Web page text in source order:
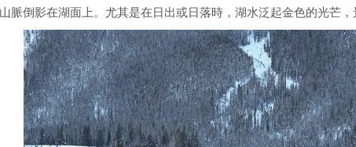
脈倒影在湖面上。尤其是在日出或日落時，湖水泛起金色的光芒